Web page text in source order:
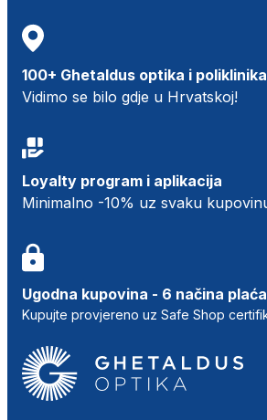
100+ Ghetaldus optika i poliklinika
Vidimo se bilo gdje u Hrvatskoj!
Loyalty program i aplikacija
Minimalno -10% uz svaku
Ugodna kupovina - 6 načina
Kupujte provjereno uz Safe Shop